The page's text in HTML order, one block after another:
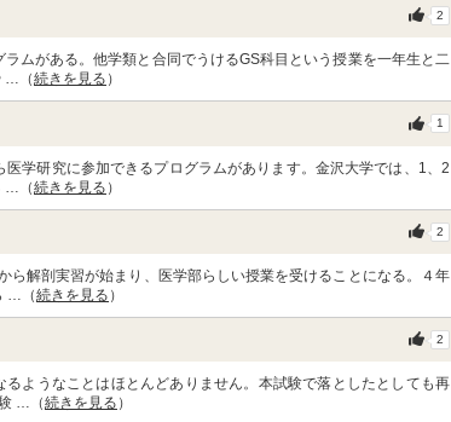
2
ムがある。他学類と合同でうけるGS科目という授業を一年生と二
…（続きを見る ）
1
学研究に参加できるプログラムがあります。金沢大学では、1、2
…（続きを見る ）
2
ら解剖実習が始まり、医学部らしい授業を受けることになる。４年
…（続きを見る ）
2
ようなことはほとんどありません。本試験で落としたとしても再
…（続きを見る ）